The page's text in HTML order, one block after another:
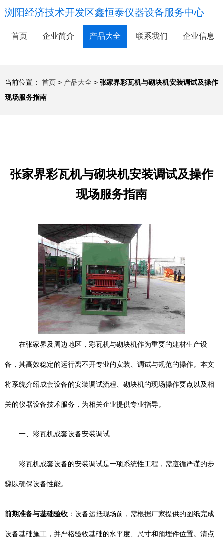
浏阳经济技术开发区鑫恒泰仪器设备服务中心
首页 企业简介 产品大全 联系我们 企业信息
当前位置： 首页 > 产品大全 > 张家界彩瓦机与砌块机安装调试及操作
现场服务指南
张家界彩瓦机与砌块机安装调试及操作
现场服务指南
在张家界及周边地区，彩瓦机与砌块机作为重要的建材生产设
备，其高效稳定的运行离不开专业的安装、调试与规范的操作。本文
将系统介绍成套设备的安装调试流程、砌块机的现场操作要点以及相
关的仪器设备技术服务，为相关企业提供专业指导。
一、彩瓦机成套设备安装调试
彩瓦机成套设备的安装调试是一项系统性工程，需遵循严谨的步
骤以确保设备性能。
前期准备与基础验收 ：设备运抵现场前，需根据厂家提供的图纸完成
设备基础施工，并严格验收基础的水平度、尺寸和预埋件位置。清点